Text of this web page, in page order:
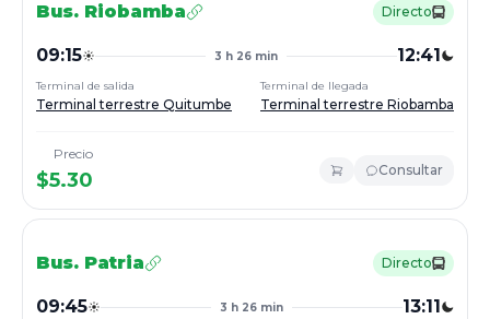
Bus. Riobamba Directo
09:15 3 h 26 min 12:41
Terminal de salida
Terminal terrestre Quitumbe
Terminal de llegada
Terminal terrestre Riobamba
Precio
$5.30 Consultar
Bus. Patria Directo
09:45 3 h 26 min 13:11